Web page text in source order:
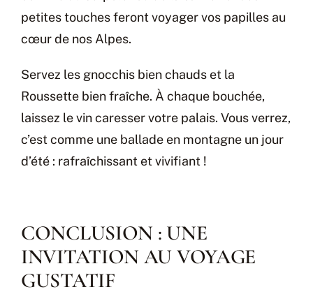
petites touches feront voyager vos papilles au
cœur de nos Alpes.
Servez les gnocchis bien chauds et la
Roussette bien fraîche. À chaque bouchée,
laissez le vin caresser votre palais. Vous verrez,
c’est comme une ballade en montagne un jour
d’été : rafraîchissant et vivifiant !
CONCLUSION : UNE
INVITATION AU VOYAGE
GUSTATIF